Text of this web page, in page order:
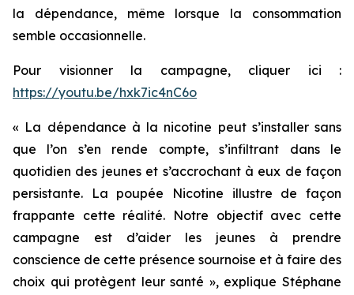
la dépendance, même lorsque la consommation
semble occasionnelle.
Pour visionner la campagne, cliquer ici :
https://youtu.be/hxk7ic4nC6o
« La dépendance à la nicotine peut s’installer sans
que l’on s’en rende compte, s’infiltrant dans le
quotidien des jeunes et s’accrochant à eux de façon
persistante. La poupée Nicotine illustre de façon
frappante cette réalité. Notre objectif avec cette
campagne est d’aider les jeunes à prendre
conscience de cette présence sournoise et à faire des
choix qui protègent leur santé », explique Stéphane